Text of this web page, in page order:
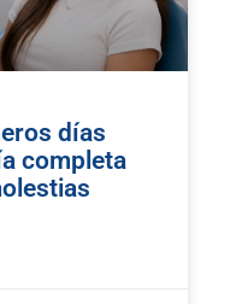
días
completa